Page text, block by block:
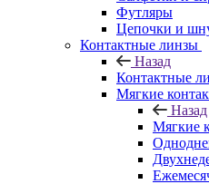
Футляры
Цепочки и
Контактные линзы
Назад
Контактные
Мягкие
Назад
Мягкие